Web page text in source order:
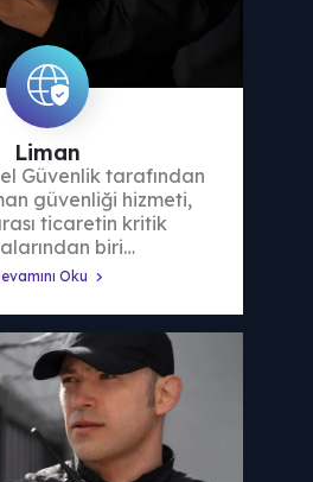
Liman
Güvenlik tarafından
güvenliği hizmeti,
ticaretin kritik
biri…
Oku